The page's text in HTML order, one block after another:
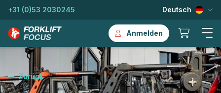
+31 (0)53 2030245 Deutsch
Anmelden
Zurück